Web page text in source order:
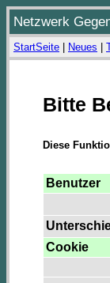
Netzwerk
StartSeite Neues
Bitte
Diese
Benutzer
Cookie